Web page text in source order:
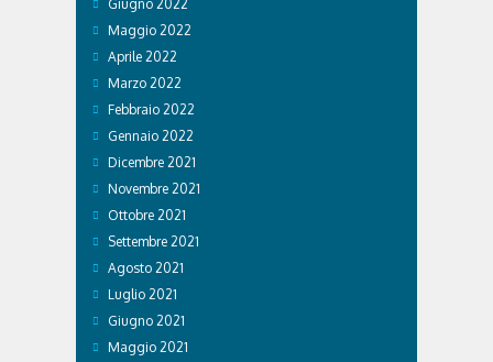
Giugno 2022
Maggio 2022
Aprile 2022
Marzo 2022
Febbraio 2022
Gennaio 2022
Dicembre 2021
Novembre 2021
Ottobre 2021
Settembre 2021
Agosto 2021
Luglio 2021
Giugno 2021
Maggio 2021